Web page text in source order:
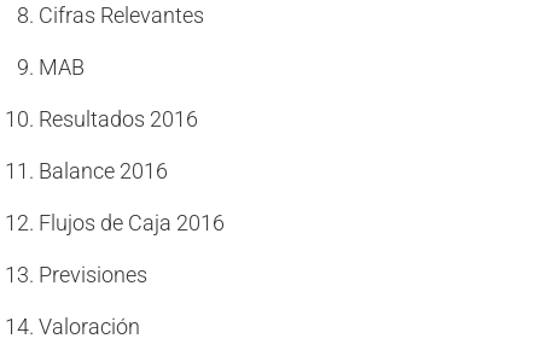
Cifras Relevantes
MAB
Resultados 2016
Balance 2016
Flujos de Caja 2016
Previsiones
Valoración